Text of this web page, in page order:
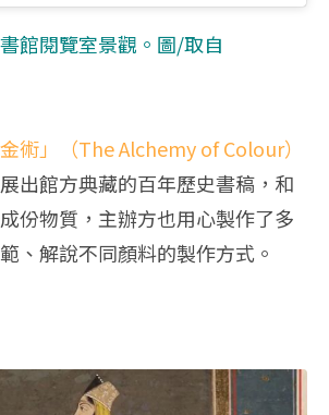
館閱覽室景觀。圖/取自
金術」（The Alchemy of Colour）
出館方典藏的百年歷史書稿，和
份物質，主辦方也用心製作了多
、解說不同顏料的製作方式。